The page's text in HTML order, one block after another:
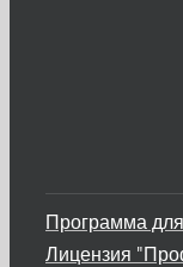
Программа
Лицензия